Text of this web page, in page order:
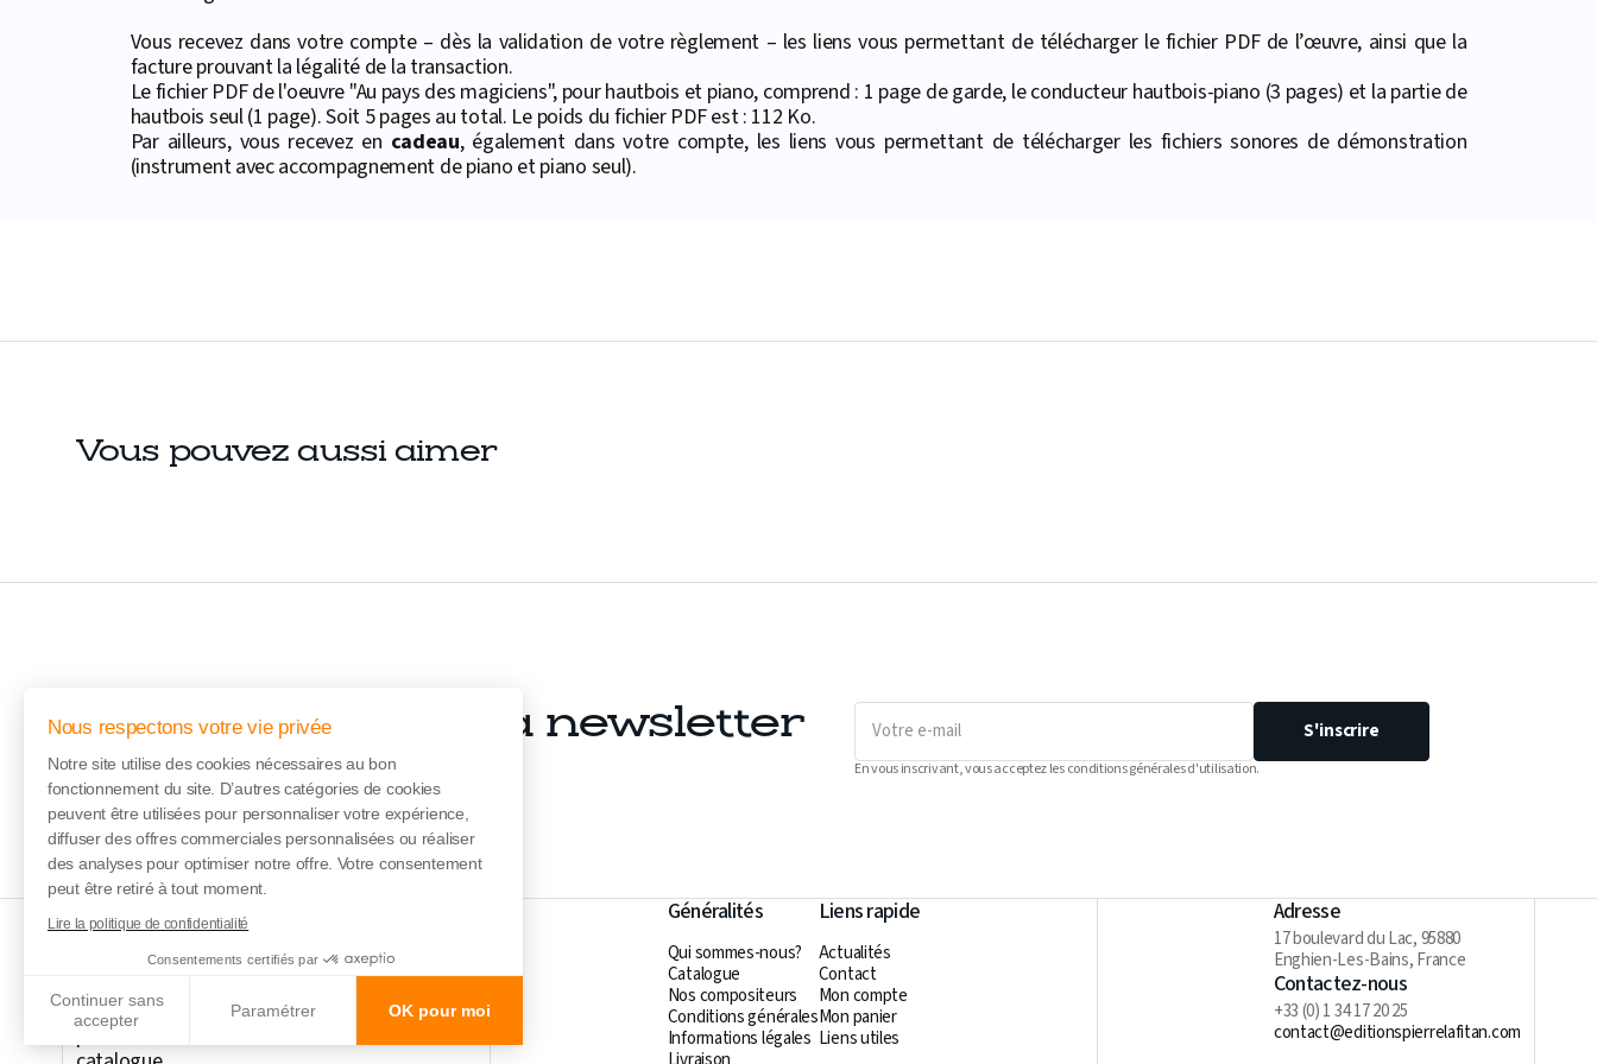
Nous respectons votre vie privée
Notre site utilise des cookies nécessaires au bon
fonctionnement du site. D’autres catégories de cookies
peuvent être utilisées pour personnaliser votre expérience,
diffuser des offres commerciales personnalisées ou réaliser
des analyses pour optimiser notre offre. Votre consentement
peut être retiré à tout moment.
Lire la politique de confidentialité
Consentements certifiés par
Continuer sans
accepter
Paramétrer OK pour moi
Axeptio consent
Vous recevez dans votre compte – dès la validation de votre règlement – les liens vous permettant de télécharger le fichier PDF de l’œuvre, ainsi que la
facture prouvant la légalité de la transaction.
Le fichier PDF de l'oeuvre "Au pays des magiciens", pour hautbois et piano, comprend : 1 page de garde, le conducteur hautbois-piano (3 pages) et la partie de
hautbois seul (1 page). Soit 5 pages au total. Le poids du fichier PDF est : 112 Ko.
Par ailleurs, vous recevez en cadeau, également dans votre compte, les liens vous permettant de télécharger les fichiers sonores de démonstration
(instrument avec accompagnement de piano et piano seul).
Vous pouvez aussi aimer
Inscription à la newsletter
Votre
mail
S'inscrire
En vous inscrivant, vous acceptez les conditions générales d'utilisation.
Vente en ligne des
partitions de notre
Généralités
Qui sommes-nous?
Catalogue
Nos compositeurs
Conditions générales
Informations légales
Liens rapide
Actualités
Contact
Mon compte
Mon panier
Liens utiles
Adresse
17 boulevard du Lac, 95880
Enghien-Les-Bains, France
Contactez-nous
+33 (0) 1 34 17 20 25
contact@editionspierrelafitan.com